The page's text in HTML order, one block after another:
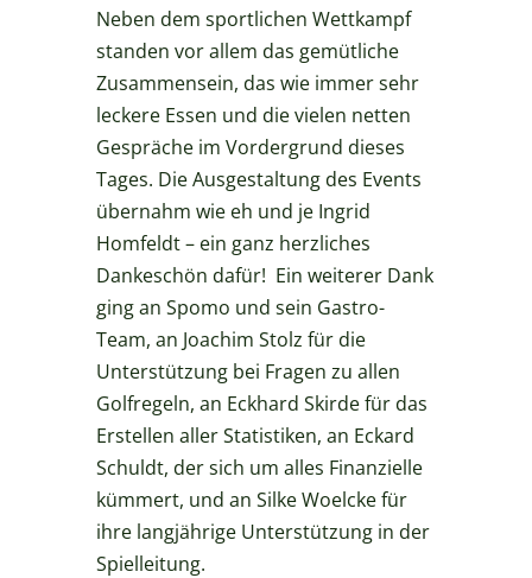
Neben dem sportlichen Wettkampf
standen vor allem das gemütliche
Zusammensein, das wie immer sehr
leckere Essen und die vielen netten
Gespräche im Vordergrund dieses
Tages. Die Ausgestaltung des Events
übernahm wie eh und je Ingrid
Homfeldt – ein ganz herzliches
Dankeschön dafür! Ein weiterer Dank
ging an Spomo und sein Gastro-
Team, an Joachim Stolz für die
Unterstützung bei Fragen zu allen
Golfregeln, an Eckhard Skirde für das
Erstellen aller Statistiken, an Eckard
Schuldt, der sich um alles Finanzielle
kümmert, und an Silke Woelcke für
ihre langjährige Unterstützung in der
Spielleitung.